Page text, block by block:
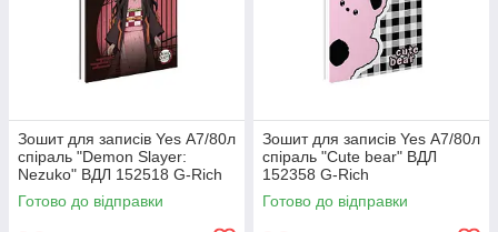
Зошит для записів Yes А7/80л
спіраль "Demon Slayer:
Nezuko" ВДЛ 152518 G-Rich
Готово до відправки
Зошит для записів Yes А7/80л
спіраль "Cute bear" ВДЛ
152358 G-Rich
Готово до відправки